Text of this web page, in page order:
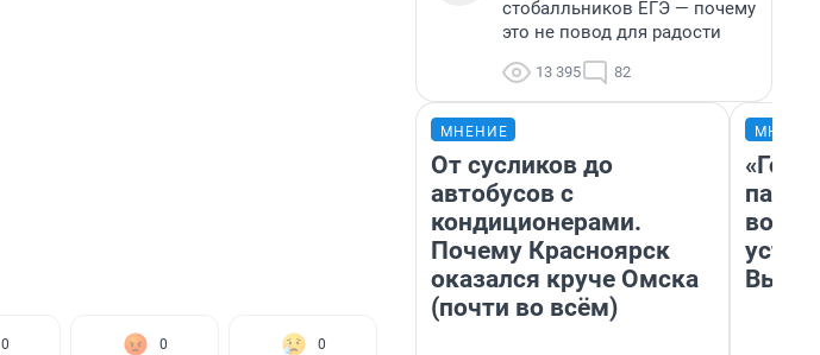
0 0 0
стобалльников ЕГЭ — почему
это не повод для радости
13 395 82
МНЕНИЕ
От сусликов до
автобусов с
кондиционерами.
Почему Красноярск
оказался круче Омска
(почти во всём)